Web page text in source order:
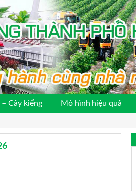
– Cây kiểng Mô hình hiệu quả